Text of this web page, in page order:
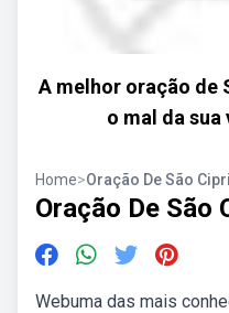
A melhor oração de
o mal da sua
Home>Oração De São
Oração De São
Webuma das mais